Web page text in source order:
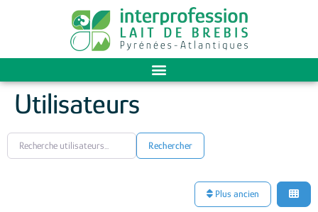
Utilisateurs
Recherche utilisateurs...
Recherche utilisateurs...
Rechercher
Plus ancien